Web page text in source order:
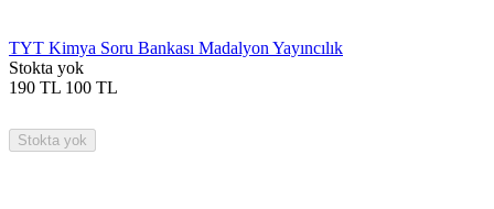
TYT Kimya Soru Bankası Madalyon Yayıncılık
Stokta yok
190 TL 100 TL
Stokta yok